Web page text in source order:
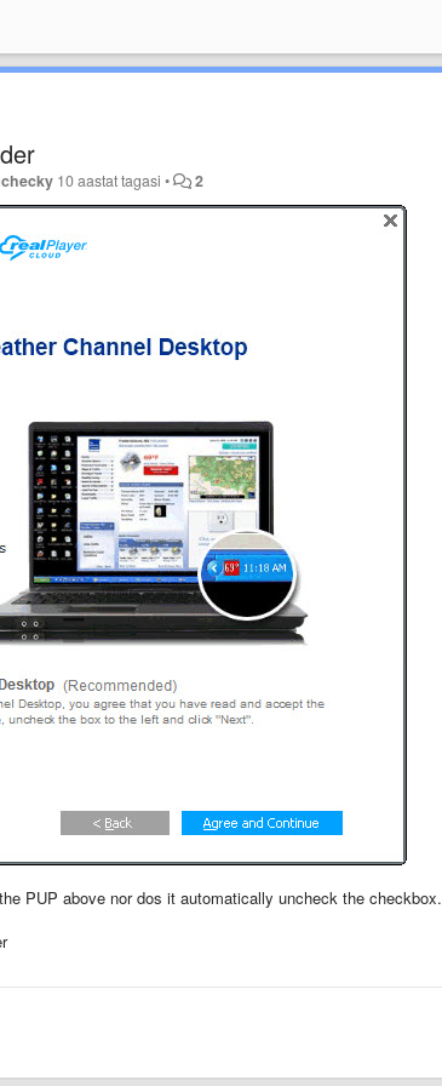
10 aastat tagasi • 2
PUP above nor dos it automatically uncheck the checkbox.